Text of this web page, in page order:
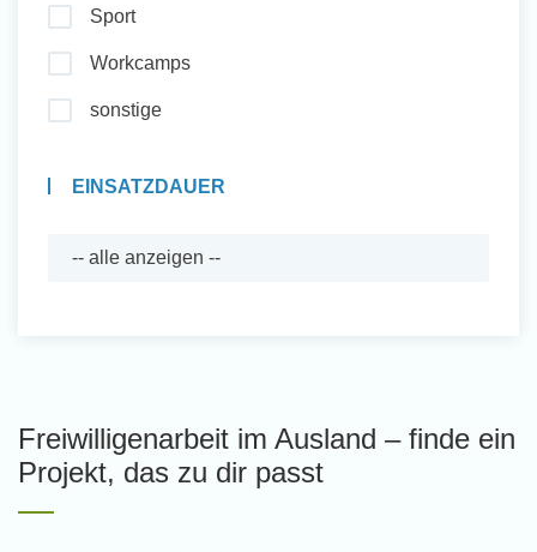
Sport
Workcamps
sonstige
EINSATZDAUER
Freiwilligenarbeit im Ausland – finde ein
Projekt, das zu dir passt